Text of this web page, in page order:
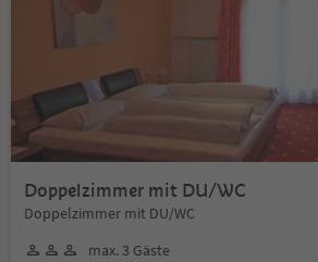
Doppelzimmer mit DU/WC
Doppelzimmer mit DU/WC
max. 3 Gäste